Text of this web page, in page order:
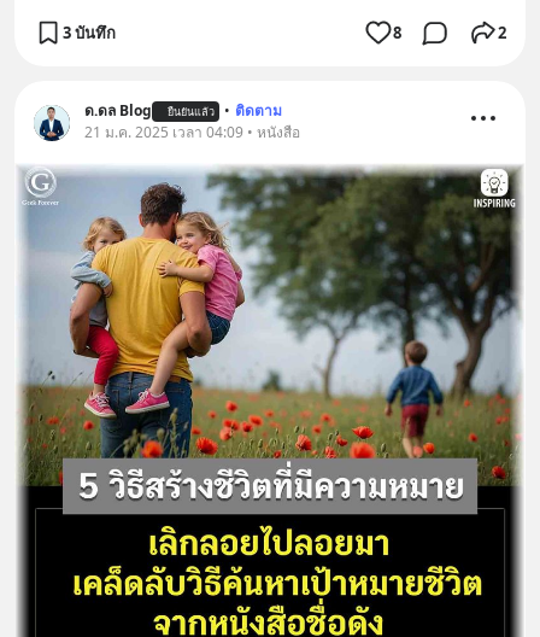
3 บันทึก 8 2
ด.ดล Blog ยืนยันแล้ว • ติดตาม
21 ม.ค. 2025 เวลา 04:09 • หนังสือ